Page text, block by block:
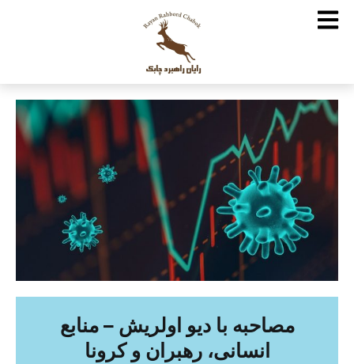
مصاحبه با دیو اولریش – منابع
انسانی، رهبران و کرونا